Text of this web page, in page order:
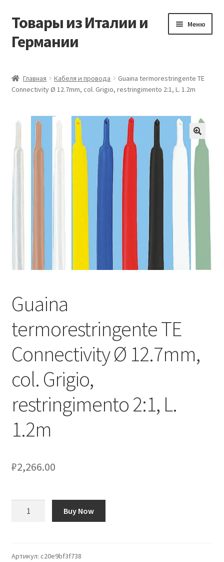
Перейти
навигации
Перейти
содержимому
Товары из Италии и
Германии
Меню
Виды доставки
Заказать товары из Европы
Контакты
Оформление заказа
Скидки
Сотрудничество
Главная Кабеля и провода
Guaina termorestringente TE
Connectivity Ø 12.7mm, col. Grigio, restringimento 2:1, L. 1.2m
🔍
Guaina
termorestringente TE
Connectivity Ø 12.7mm,
col. Grigio,
restringimento 2:1, L.
1.2m
₽2,266.00
TE
Buy Now
Артикул: c20e9bf3f738